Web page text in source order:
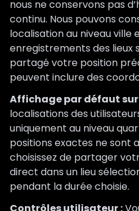
nous ne conservons pas
continu. Nous pouvons
localisation au niveau ville
enregistrements des lieux
partagé votre position
peuvent inclure des
Affichage par défaut
localisations des
uniquement au niveau
positions exactes ne sont
choisissez de partager
direct dans un lieu
pendant la durée choisie.